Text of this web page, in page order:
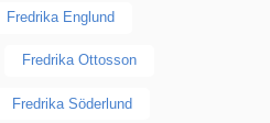
Fredrika Englund
Fredrika Ottosson
Fredrika Söderlund